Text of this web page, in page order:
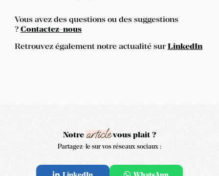
Vous avez des questions ou des suggestions
? Contactez-nous
Retrouvez également notre actualité sur LinkedIn
Notre articlevous plait ?
Partagez-le sur vos réseaux sociaux :